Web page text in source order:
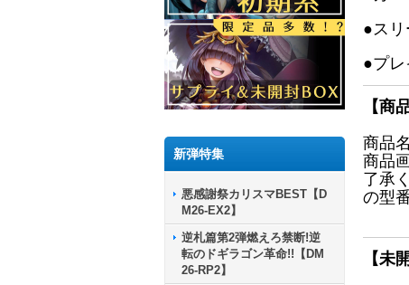
新弾特集
悪感謝祭カリスマBEST【D
M26-EX2】
逆札篇第2弾燃えろ禁断!逆
転のドギラゴン革命!!【DM
26-RP2】
●ス
●プ
【商
商品
商品
了承
の型
【未